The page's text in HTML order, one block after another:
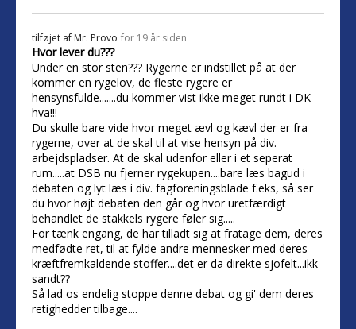
tilføjet af Mr. Provo for 19 år siden
Hvor lever du???
Under en stor sten??? Rygerne er indstillet på at der
kommer en rygelov, de fleste rygere er
hensynsfulde.......du kommer vist ikke meget rundt i DK
hva!!!
Du skulle bare vide hvor meget ævl og kævl der er fra
rygerne, over at de skal til at vise hensyn på div.
arbejdspladser. At de skal udenfor eller i et seperat
rum.....at DSB nu fjerner rygekupen....bare læs bagud i
debaten og lyt læs i div. fagforeningsblade f.eks, så ser
du hvor højt debaten den går og hvor uretfærdigt
behandlet de stakkels rygere føler sig.....
For tænk engang, de har tilladt sig at fratage dem, deres
medfødte ret, til at fylde andre mennesker med deres
kræftfremkaldende stoffer....det er da direkte sjofelt...ikk
sandt??
Så lad os endelig stoppe denne debat og gi' dem deres
retighedder tilbage....